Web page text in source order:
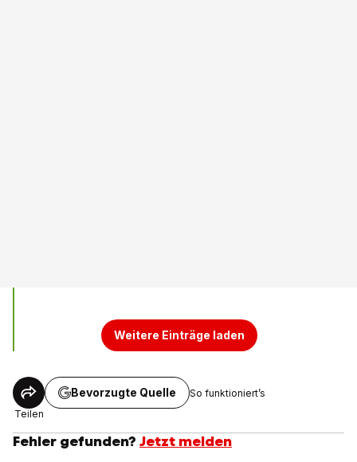
Weitere Einträge laden
Teilen
Bevorzugte Quelle So funktioniert’s
Fehler gefunden? Jetzt melden